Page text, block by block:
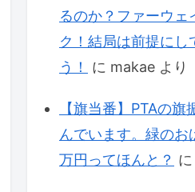
るのか？ファーウ
ク！結局は前提にし
う！
に makae より
【旗当番】PTAの
んでいます。緑の
万円ってほんと？ に